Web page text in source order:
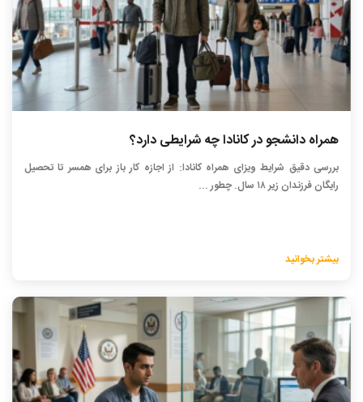
همراه دانشجو در کانادا چه شرایطی دارد؟
بررسی دقیق شرایط ویزای همراه کانادا: از اجازه کار باز برای همسر تا تحصیل
رایگان فرزندان زیر ۱۸ سال. چطور ...
بیشتر بخوانید